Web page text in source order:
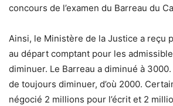
concours de l’examen du Barreau du
Ainsi, le Ministère de la Justice a reçu
au départ comptant pour les
diminuer. Le Barreau a diminué à
de toujours diminuer, d’où 2000.
négocié 2 millions pour l’écrit et 2